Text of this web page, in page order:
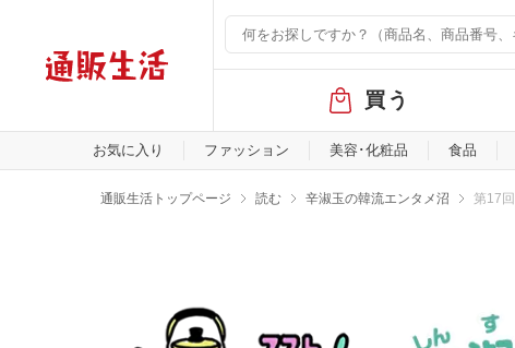
バ
ル
メ
買う
お気に入り ファッション 美容･化粧品 食品
通販生活トップページ 読む 辛淑玉の韓流エンタメ沼 第17回